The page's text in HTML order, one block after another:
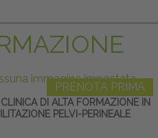
PRENOTA PRIMA
DI ALTA FORMAZIONE IN
PELVI-PERINEALE